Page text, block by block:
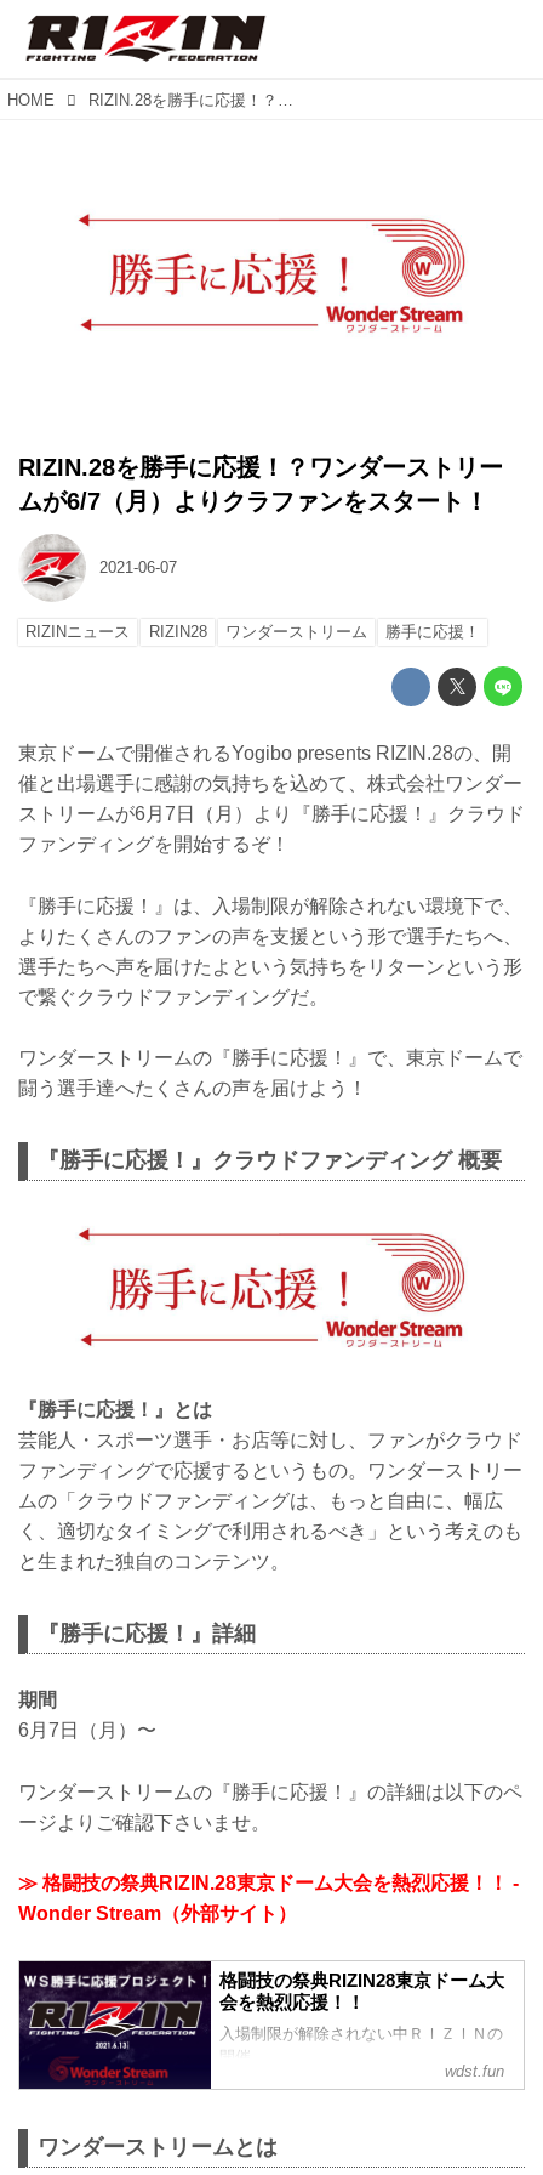
HOME RIZIN.28を勝手に応援！？ワンダーストリームが6/7（月）よりクラファンをスタート！
RIZIN.28を勝手に応援！？ワンダーストリー
ムが6/7（月）よりクラファンをスタート！
2021-06-07
RIZINニュース RIZIN28 ワンダーストリーム 勝手に応援！
東京ドームで開催されるYogibo presents RIZIN.28の、開
催と出場選手に感謝の気持ちを込めて、株式会社ワンダー
ストリームが6月7日（月）より『勝手に応援！』クラウド
ファンディングを開始するぞ！
『勝手に応援！』は、入場制限が解除されない環境下で、
よりたくさんのファンの声を支援という形で選手たちへ、
選手たちへ声を届けたよという気持ちをリターンという形
で繋ぐクラウドファンディングだ。
ワンダーストリームの『勝手に応援！』で、東京ドームで
闘う選手達へたくさんの声を届けよう！
『勝手に応援！』クラウドファンディング 概要
『勝手に応援！』とは
芸能人・スポーツ選手・お店等に対し、ファンがクラウド
ファンディングで応援するというもの。ワンダーストリー
ムの「クラウドファンディングは、もっと自由に、幅広
く、適切なタイミングで利用されるべき」という考えのも
と生まれた独自のコンテンツ。
『勝手に応援！』詳細
期間
6月7日（月）〜
ワンダーストリームの『勝手に応援！』の詳細は以下のペ
ージよりご確認下さいませ。
≫ 格闘技の祭典RIZIN.28東京ドーム大会を熱烈応援！！ -
Wonder Stream（外部サイト）
格闘技の祭典RIZIN28東京ドーム大
会を熱烈応援！！
入場制限が解除されない中ＲＩＺＩＮの
開催
もっと選手に応援を伝え、応援してくれ
だろうと考えこのような形を取らせてい
wdst.fun
ワンダーストリームとは